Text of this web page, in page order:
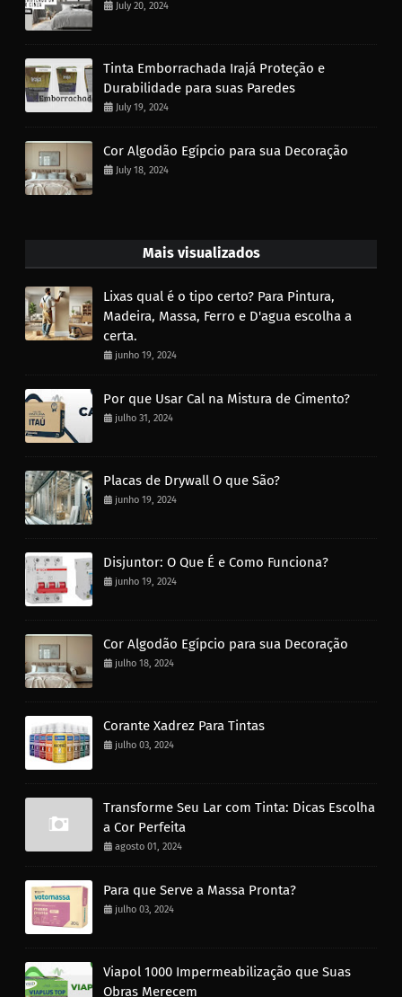
July 20, 2024
Tinta Emborrachada Irajá Proteção e
Durabilidade para suas Paredes
July 19, 2024
Cor Algodão Egípcio para sua Decoração
July 18, 2024
Mais visualizados
Lixas qual é o tipo certo? Para Pintura,
Madeira, Massa, Ferro e D'agua escolha a
certa.
junho 19, 2024
Por que Usar Cal na Mistura de Cimento?
julho 31, 2024
Placas de Drywall O que São?
junho 19, 2024
Disjuntor: O Que É e Como Funciona?
junho 19, 2024
Cor Algodão Egípcio para sua Decoração
julho 18, 2024
Corante Xadrez Para Tintas
julho 03, 2024
Transforme Seu Lar com Tinta: Dicas Escolha
a Cor Perfeita
agosto 01, 2024
Para que Serve a Massa Pronta?
julho 03, 2024
Viapol 1000 Impermeabilização que Suas
Obras Merecem